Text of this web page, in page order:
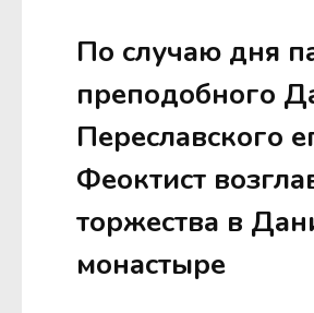
По случаю дня
преподобного
Переславского
Феоктист
торжества в
монастыре